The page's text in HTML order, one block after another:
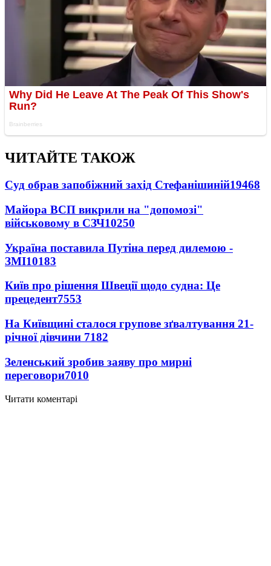
ЧИТАЙТЕ ТАКОЖ
Суд обрав запобіжний захід Стефанішиній19468
Майора ВСП викрили на "допомозі"
військовому в СЗЧ10250
Україна поставила Путіна перед дилемою -
ЗМІ10183
Київ про рішення Швеції щодо судна: Це
прецедент7553
На Київщині сталося групове зґвалтування 21-
річної дівчини 7182
Зеленський зробив заяву про мирні
переговори7010
Читати коментарі